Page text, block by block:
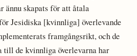
skapats för att åtala
Jesidiska [kvinnliga] överlevande
framgångsrikt, och de
till de kvinnliga överlevarna har